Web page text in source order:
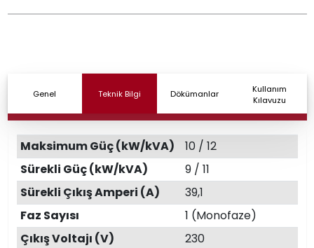
Genel Teknik Bilgi Dökümanlar
Kullanım
Kılavuzu
Maksimum Güç (kW/kVA)
10 / 12
Sürekli Güç (kW/kVA)
9 / 11
Sürekli Çıkış Amperi (A)
39,1
Faz Sayısı
1 (Monofaze)
Çıkış Voltajı (V)
230